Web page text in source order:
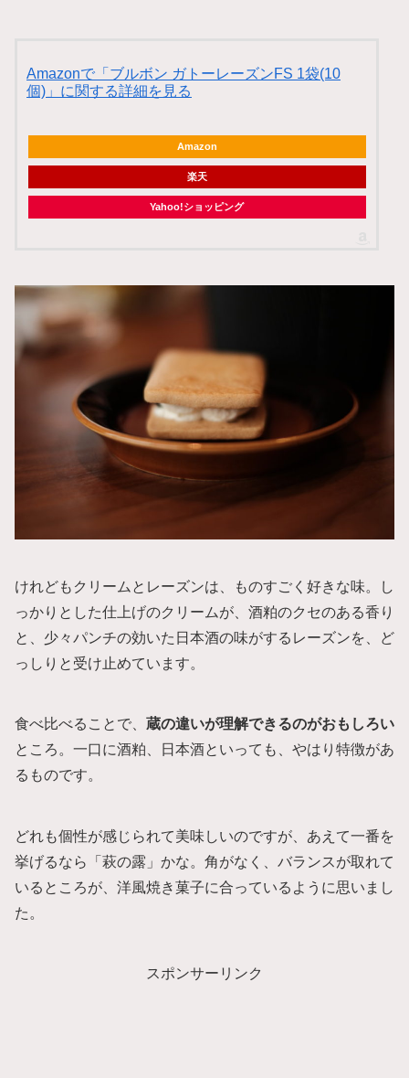
Amazonで「ブルボン ガトーレーズンFS 1袋(10
個)」に関する詳細を見る
Amazon
楽天
Yahoo!ショッピング
けれどもクリームとレーズンは、ものすごく好きな味。し
っかりとした仕上げのクリームが、酒粕のクセのある香り
と、少々パンチの効いた日本酒の味がするレーズンを、ど
っしりと受け止めています。
食べ比べることで、 蔵の違いが理解できるのがおもしろい
ところ。一口に酒粕、日本酒といっても、やはり特徴があ
るものです。
どれも個性が感じられて美味しいのですが、あえて一番を
挙げるなら「萩の露」かな。角がなく、バランスが取れて
いるところが、洋風焼き菓子に合っているように思いまし
た。
スポンサーリンク